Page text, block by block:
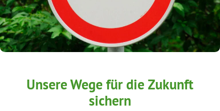
Unsere Wege für die Zukunft
sichern